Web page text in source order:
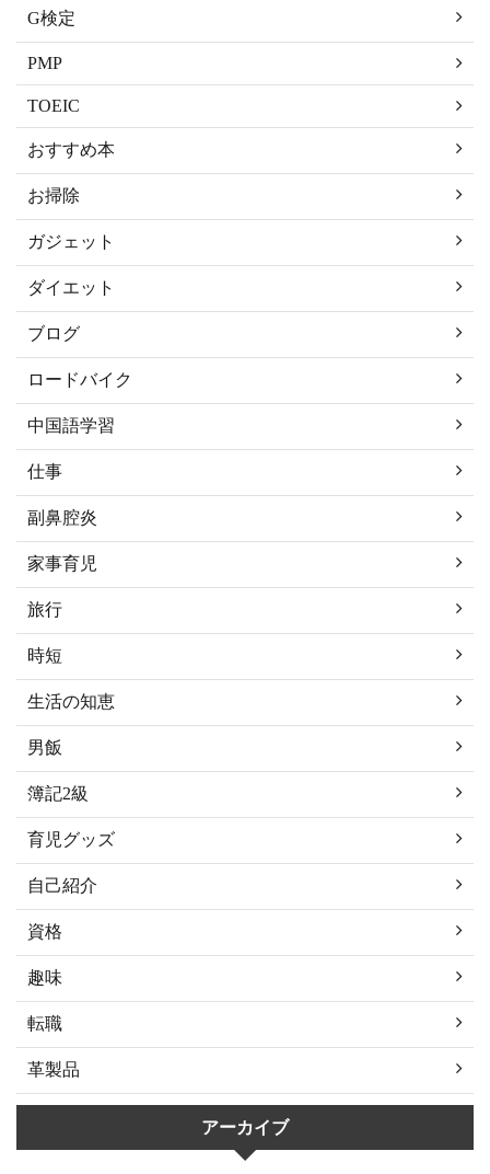
G検定
PMP
TOEIC
おすすめ本
お掃除
ガジェット
ダイエット
ブログ
ロードバイク
中国語学習
仕事
副鼻腔炎
家事育児
旅行
時短
生活の知恵
男飯
簿記2級
育児グッズ
自己紹介
資格
趣味
転職
革製品
アーカイブ